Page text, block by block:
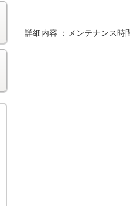
詳細内容 ：メンテナンス時